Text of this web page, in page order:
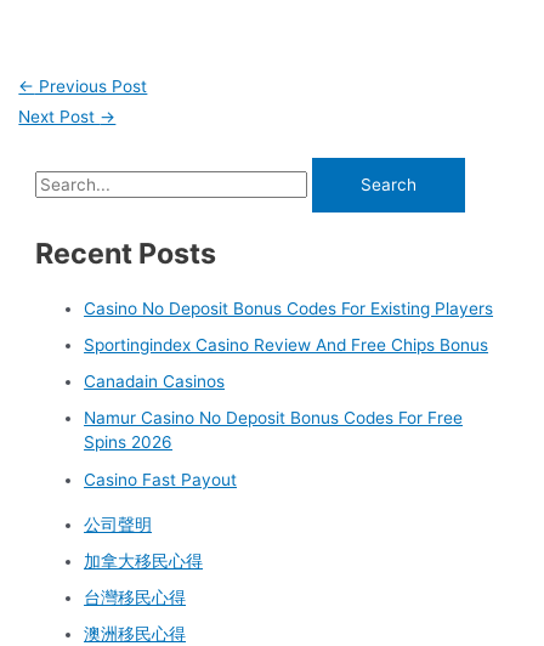
← Previous Post
Next Post →
Recent Posts
Casino No Deposit Bonus Codes For Existing Players
Sportingindex Casino Review And Free Chips Bonus
Canadain Casinos
Namur Casino No Deposit Bonus Codes For Free
Spins 2026
Casino Fast Payout
公司聲明
加拿大移民心得
台灣移民心得
澳洲移民心得